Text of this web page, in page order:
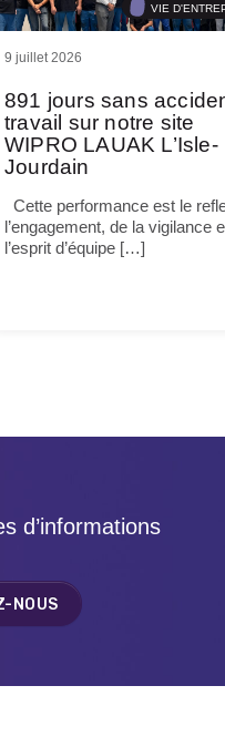
VIE
9 juillet 2026
891 jours sans
travail sur notre site
WIPRO LAUAK L’Isle-
Jourdain
Cette performance est le
l’engagement, de la vigilance
l’esprit d’équipe […]
d’informations
NOUS